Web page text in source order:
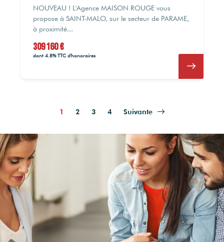
NOUVEAU ! L'Agence MAISON ROUGE vous
propose à SAINT-MALO, sur le secteur de PARAME,
à proximité...
309 160 €
dont 4.8% TTC d'honoraires
1 2 3 4 Suivante